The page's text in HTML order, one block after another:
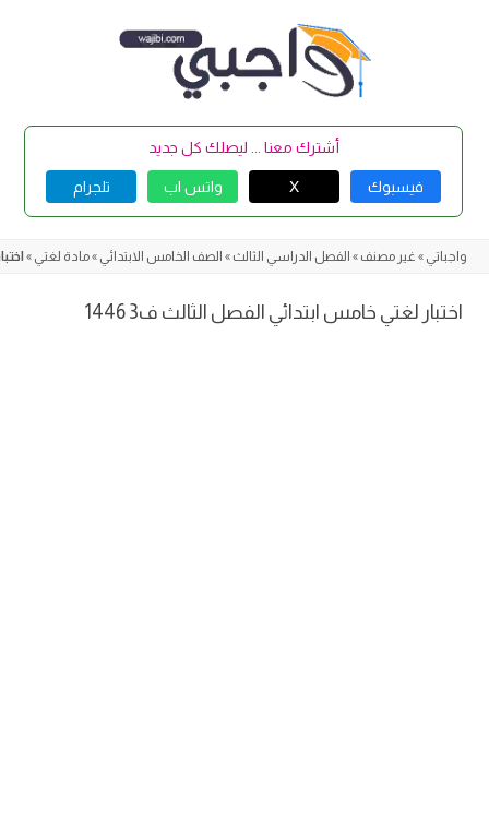
أشترك معنا ... ليصلك كل جديد
فيسبوك X واتس اب تلجرام
واجباتي » غير مصنف » الفصل الدراسي الثالث » الصف الخامس الابتدائي »مادة لغتي »
اختبار لغتي خامس ابتدائي الفصل الثالث ف3 1446